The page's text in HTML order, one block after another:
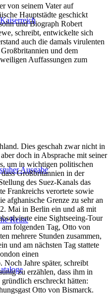
Ausgabe
Reihe
von seinem Vater auf
Hauptstädte geschickt
und Biograph Robert
schreibt, entwickelte sich
auch die damals virulenten
und dem
Auffassungen zum
Dies geschah zwar nicht in
doch in Absprache mit seiner
um in wichtigen politischen
Großbritannien in der
des Suez-Kanals das
Frankreichs verortete sowie
afghanische Grenze zu sehr an
Mai in Berlin ein und aß mit
eine Sightseeing-Tour
folgenden Tag, Otto von
mehrere Stunden zusammen,
und am nächsten Tag stattete
einen
Noch Jahre später, schreibt
zu erzählen, dass ihm in
erschreckt hätten:
Otto von Bismarck.